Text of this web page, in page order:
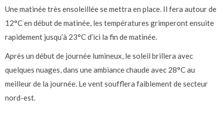
Une matinée très ensoleillée se mettra en place. Il fera autour de
12°C en début de matinée, les températures grimperont ensuite
rapidement jusqu’à 23°C d’ici la fin de matinée.
Après un début de journée lumineux, le soleil brillera avec
quelques nuages, dans une ambiance chaude avec 28°C au
meilleur de la journée. Le vent soufflera faiblement de secteur
nord-est.